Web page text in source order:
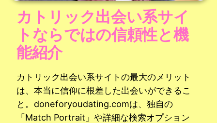
カトリック出会い系サイ
トならではの信頼性と機
能紹介
カトリック出会い系サイトの最大のメリット
は、本当に信仰に根差した出会いができるこ
と。doneforyoudating.comは、独自の
「Match Portrait」や詳細な検索オプション